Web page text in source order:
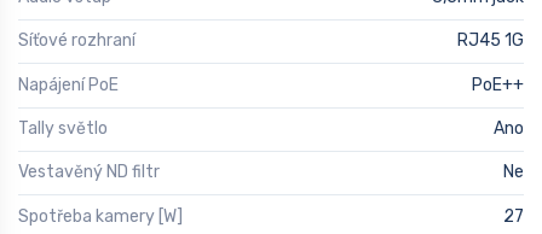
Síťové rozhraní RJ45 1G
Napájení PoE PoE++
Tally světlo Ano
Vestavěný ND filtr Ne
Spotřeba kamery [W] 27